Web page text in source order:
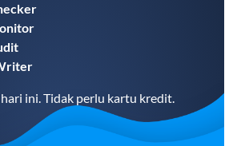
ini. Tidak perlu kartu kredit.